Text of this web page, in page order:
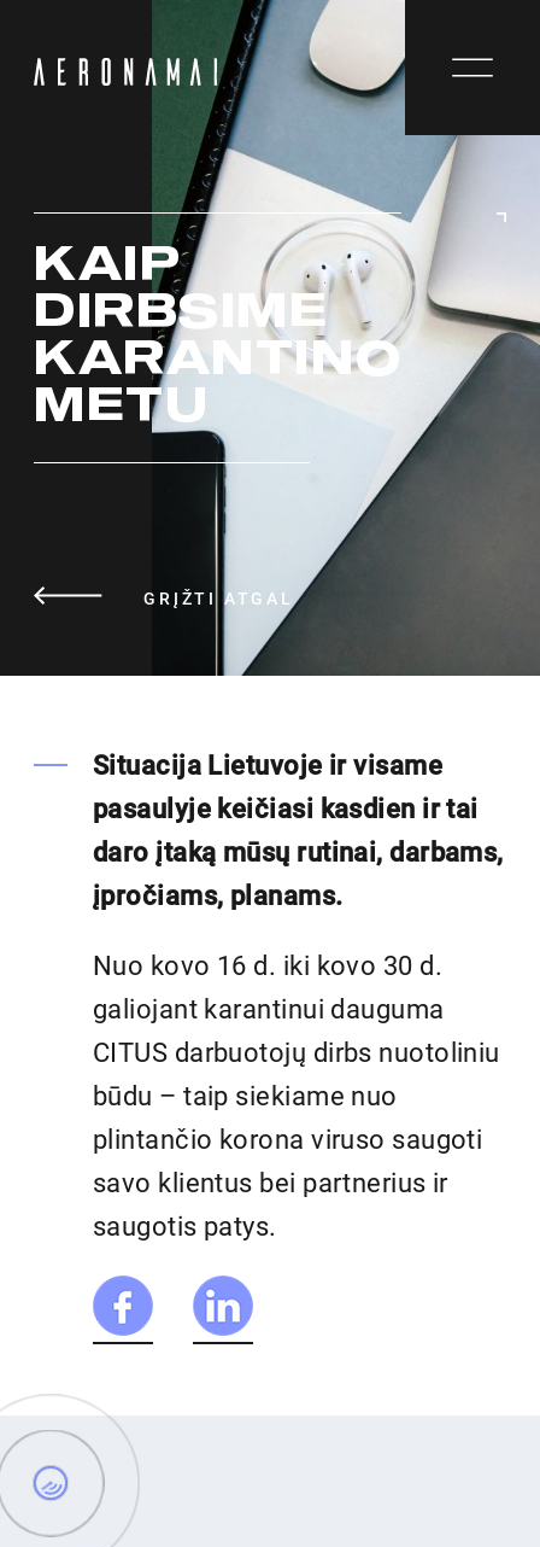
KAIP
DIRBSIME
KARANTINO
METU
GRĮŽTI ATGAL
Situacija Lietuvoje ir visame
pasaulyje keičiasi kasdien ir tai
daro įtaką mūsų rutinai, darbams,
įpročiams, planams.
Nuo kovo 16 d. iki kovo 30 d.
galiojant karantinui dauguma
CITUS darbuotojų dirbs nuotoliniu
būdu – taip siekiame nuo
plintančio korona viruso saugoti
savo klientus bei partnerius ir
saugotis patys.